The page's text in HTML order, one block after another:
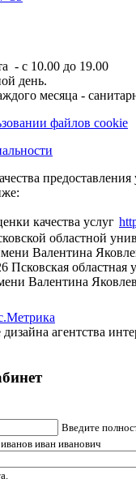
- с 10.00 до 19.00
день.
месяца -
файлов cookie
областной
Валентина
Псковская областная
Валентина
агентства
Введите
иван иванович